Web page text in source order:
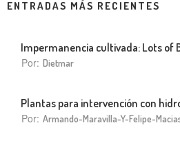
ENTRADAS MÁS RECIENTES
Impermanencia cultivada: Lots of
Por: Dietmar
Plantas para intervención con
Por: Armando-Maravilla-Y-Felipe-